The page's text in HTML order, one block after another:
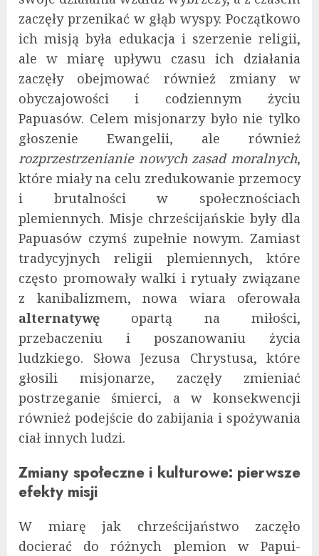
zaczęły przenikać w głąb wyspy. Początkowo
ich misją była edukacja i szerzenie religii,
ale w miarę upływu czasu ich działania
zaczęły obejmować również zmiany w
obyczajowości i codziennym życiu
Papuasów. Celem misjonarzy było nie tylko
głoszenie Ewangelii, ale również
rozprzestrzenianie nowych zasad moralnych,
które miały na celu zredukowanie przemocy
i brutalności w społecznościach
plemiennych. Misje chrześcijańskie były dla
Papuasów czymś zupełnie nowym. Zamiast
tradycyjnych religii plemiennych, które
często promowały walki i rytuały związane
z kanibalizmem, nowa wiara oferowała
alternatywę opartą na miłości,
przebaczeniu i poszanowaniu życia
ludzkiego. Słowa Jezusa Chrystusa, które
głosili misjonarze, zaczęły zmieniać
postrzeganie śmierci, a w konsekwencji
również podejście do zabijania i spożywania
ciał innych ludzi.
Zmiany społeczne i kulturowe: pierwsze
efekty misji
W miarę jak chrześcijaństwo zaczęło
docierać do różnych plemion w Papui-